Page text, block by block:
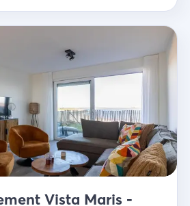
Vista Maris -